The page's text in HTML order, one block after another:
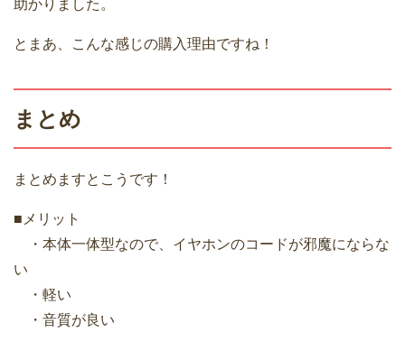
助かりました。
とまあ、こんな感じの購入理由ですね！
まとめ
まとめますとこうです！
■メリット
・本体一体型なので、イヤホンのコードが邪魔にならな
い
・軽い
・音質が良い